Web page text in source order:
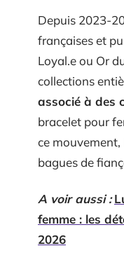
Depuis 2023-
françaises et
Loyal.e ou Or
collections
associé à des
bracelet pour
ce
bagues de
A voir aussi :
femme : les
2026